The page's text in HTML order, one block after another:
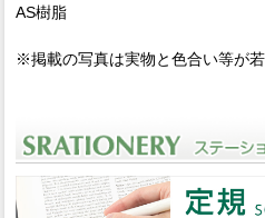
AS樹脂
※掲載の写真は実物と色合い等が